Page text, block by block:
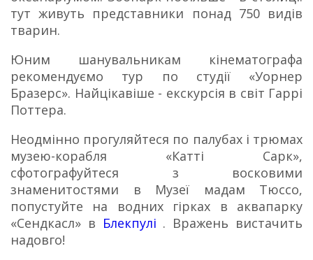
тут живуть представники понад 750 видів
тварин.
Юним шанувальникам кінематографа
рекомендуємо тур по студії «Уорнер
Бразерс». Найцікавіше - екскурсія в світ Гаррі
Поттера.
Неодмінно прогуляйтеся по палубах і трюмах
музею-корабля «Катті Сарк»,
сфотографуйтеся з восковими
знаменитостями в Музеї мадам Тюссо,
попустуйте на водних гірках в аквапарку
«Сендкасл» в Блекпулі . Вражень вистачить
надовго!